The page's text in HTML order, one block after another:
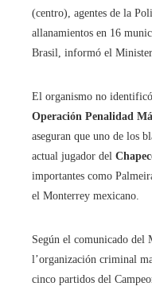
(centro), agentes de la
allanamientos en 16
Brasil, informó el
El organismo no
Operación Penalidad
aseguran que uno de los
actual jugador del
importantes como
el Monterrey mexicano.
Según el comunicado
l’organización criminal
cinco partidos del